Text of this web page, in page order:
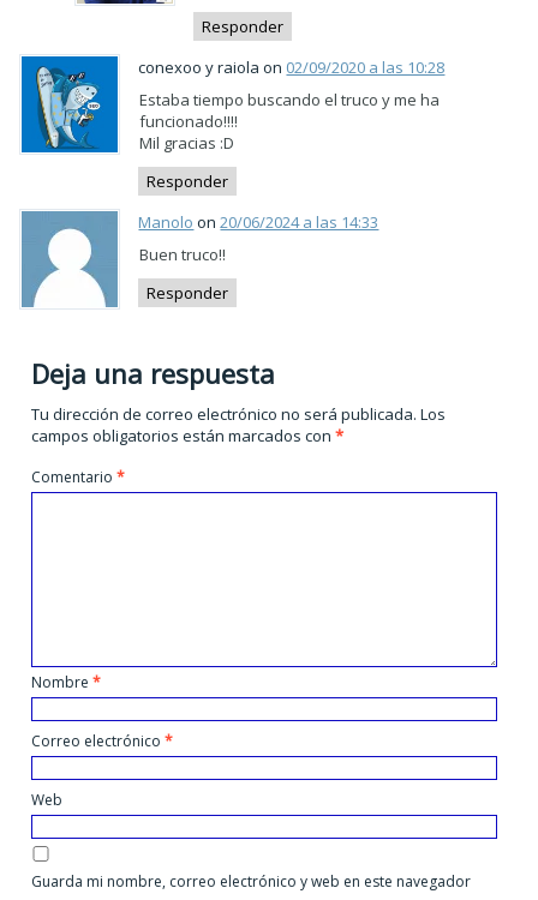
Responder
conexoo y raiola on 02/09/2020 a las 10:28
Estaba tiempo buscando el truco y me ha
funcionado!!!!
Mil gracias :D
Responder
Manolo on20/06/2024 a las 14:33
Buen truco!!
Responder
Deja una respuesta
Tu dirección de correo electrónico no será publicada. Los
campos obligatorios están marcados con*
Comentario*
Nombre*
Correo electrónico*
Web
Guarda mi nombre, correo electrónico y web en este navegador